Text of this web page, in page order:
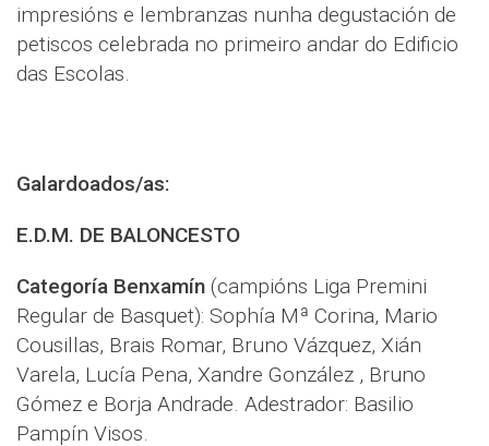
impresións e lembranzas nunha degustación de
petiscos celebrada no primeiro andar do Edificio
das Escolas.
Galardoados/as:
E.D.M. DE BALONCESTO
Categoría Benxamín (campións Liga Premini
Regular de Basquet): Sophía Mª Corina, Mario
Cousillas, Brais Romar, Bruno Vázquez, Xián
Varela, Lucía Pena, Xandre González , Bruno
Gómez e Borja Andrade. Adestrador: Basilio
Pampín Visos.